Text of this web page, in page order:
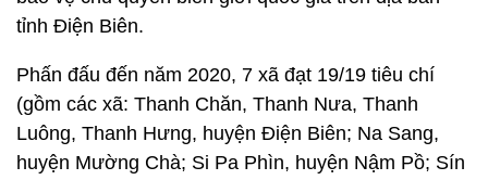
tỉnh Điện Biên.
Phấn đấu đến năm 2020, 7 xã đạt 19/19 tiêu chí
(gồm các xã: Thanh Chăn, Thanh Nưa, Thanh
Luông, Thanh Hưng, huyện Điện Biên; Na Sang,
huyện Mường Chà; Si Pa Phìn, huyện Nậm Pồ; Sín